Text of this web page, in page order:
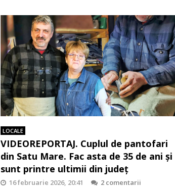
LOCALE
VIDEOREPORTAJ. Cuplul de pantofari
din Satu Mare. Fac asta de 35 de ani și
sunt printre ultimii din județ
16 februarie 2026, 20:41
2 comentarii